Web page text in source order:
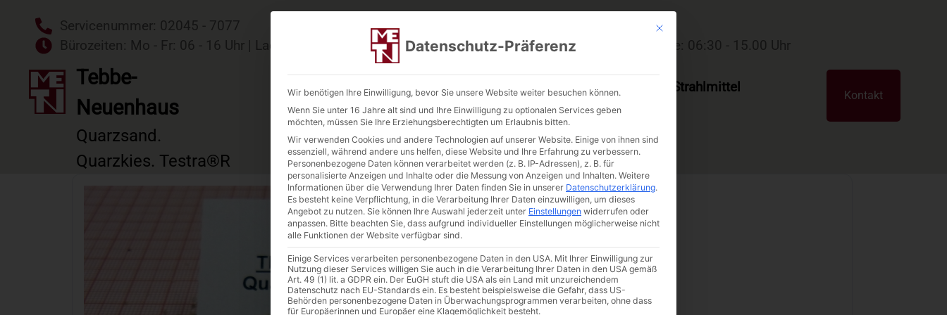
Servicenummer: 02045 - 7077
Bürozeiten: Mo - Fr: 06 - 16 Uhr | Ladezeiten: Silo/lose Ware: 05.00 - 15.00 Uhr | Ladezeiten Palettenware: 06:30 - 15.00 Uhr
Tebbe-
Neuenhaus
Quarzsand.
Quarzkies. Testra®R
Startseite Unternehmen Quarzsand TESTRA®R-Strahlmittel
Downloads
Kontakt
Mit diesem Button wird der Dialog geschlossen. Seine Funktionalität ist
Datenschutz-Präferenz
Wir benötigen Ihre Einwilligung, bevor Sie unsere Website weiter besuchen können.
Wenn Sie unter 16 Jahre alt sind und Ihre Einwilligung zu optionalen Services geben
möchten, müssen Sie Ihre Erziehungsberechtigten um Erlaubnis bitten.
Wir verwenden Cookies und andere Technologien auf unserer Website. Einige von ihnen sind
essenziell, während andere uns helfen, diese Website und Ihre Erfahrung zu verbessern.
Personenbezogene Daten können verarbeitet werden (z. B. IP-Adressen), z. B. für
personalisierte Anzeigen und Inhalte oder die Messung von Anzeigen und Inhalten. Weitere
Informationen über die Verwendung Ihrer Daten finden Sie in unserer Datenschutzerklärung.
Es besteht keine Verpflichtung, in die Verarbeitung Ihrer Daten einzuwilligen, um dieses
Angebot zu nutzen. Sie können Ihre Auswahl jederzeit unter Einstellungen widerrufen oder
anpassen. Bitte beachten Sie, dass aufgrund individueller Einstellungen möglicherweise nicht
alle Funktionen der Website verfügbar sind.
Einige Services verarbeiten personenbezogene Daten in den USA. Mit Ihrer Einwilligung zur
Nutzung dieser Services willigen Sie auch in die Verarbeitung Ihrer Daten in den USA gemäß
Art. 49 (1) lit. a GDPR ein. Der EuGH stuft die USA als ein Land mit unzureichendem
Datenschutz nach EU-Standards ein. Es besteht beispielsweise die Gefahr, dass US-
Behörden personenbezogene Daten in Überwachungsprogrammen verarbeiten, ohne dass
für Europäerinnen und Europäer eine Klagemöglichkeit besteht.